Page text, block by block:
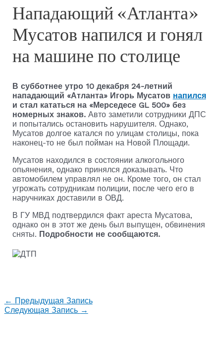
Нападающий «Атланта»
Мусатов напился и гонял
на машине по столице
В субботнее утро 10 декабря 24-летний
нападающий «Атланта» Игорь Мусатов напился
и стал кататься на «Мерседесе GL 500» без
номерных знаков. Авто заметили сотрудники ДПС
и попытались остановить нарушителя. Однако,
Мусатов долгое катался по улицам столицы, пока
наконец-то не был пойман на Новой Площади.
Мусатов находился в состоянии алкогольного
опьянения, однако принялся доказывать. Что
автомобилем управлял не он. Кроме того, он стал
угрожать сотрудникам полиции, после чего его в
наручниках доставили в ОВД.
В ГУ МВД подтвердился факт ареста Мусатова,
однако он в этот же день был выпущен, обвинения
сняты. Подробности не сообщаются.
← Предыдущая Запись
Следующая Запись →